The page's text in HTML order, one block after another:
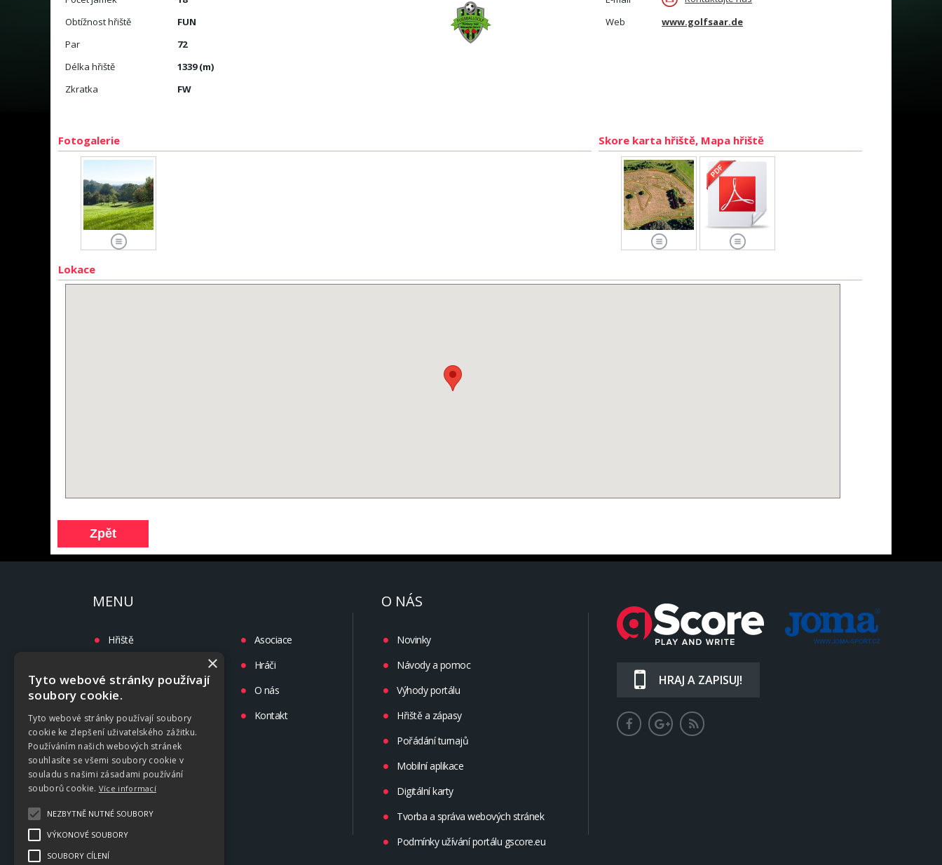
Obtížnost hřiště
FUN
Par
72
Délka hřiště
1339 (m)
Zkratka
FW
Web
www.golfsaar.de
Fotogalerie Skore karta hřiště, Mapa hřiště
Lokace
MENU
Hřiště
Liga
Tréninky
Kluby
Asociace
Hráči
O nás
Kontakt
O NÁS
Novinky
Návody a pomoc
Výhody portálu
Hřiště a zápasy
Pořádání turnajů
Mobilní aplikace
Digitální karty
Tvorba a správa webových stránek
Podmínky užívání portálu gscore.eu
HRAJ A ZAPISUJ!
×
Tyto webové stránky používají
soubory cookie.
Tyto webové stránky používají soubory
cookie ke zlepšení uživatelského zážitku.
Používáním našich webových stránek
souhlasíte se všemi soubory cookie v
souladu s našimi zásadami používání
souborů cookie. Více informací
NEZBYTNĚ NUTNÉ SOUBORY
VÝKONOVÉ SOUBORY
SOUBORY CÍLENÍ